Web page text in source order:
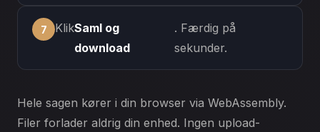
KlikSaml og
download
. Færdig på
sekunder.
Hele sagen kører i din browser via WebAssembly.
Filer forlader aldrig din enhed. Ingen upload-